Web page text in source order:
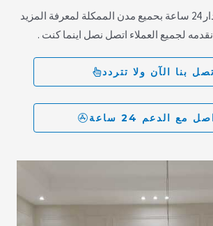
تواصل معنا على مدار 24 ساعة بحميع مدن الممكلة لمعرفة المزيد
لجميع العملاء اتصل نصل اينما كنت .
بنا الآن ولا تتردد
مع الدعم 24 ساعة